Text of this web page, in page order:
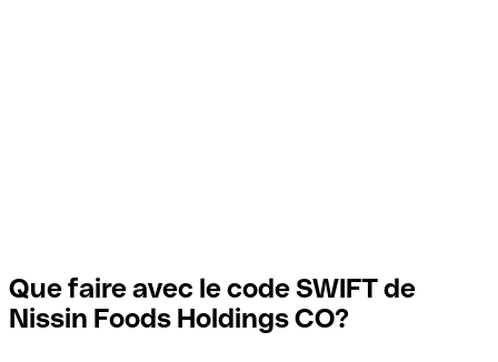
Que faire avec le code SWIFT de
Nissin Foods Holdings CO?